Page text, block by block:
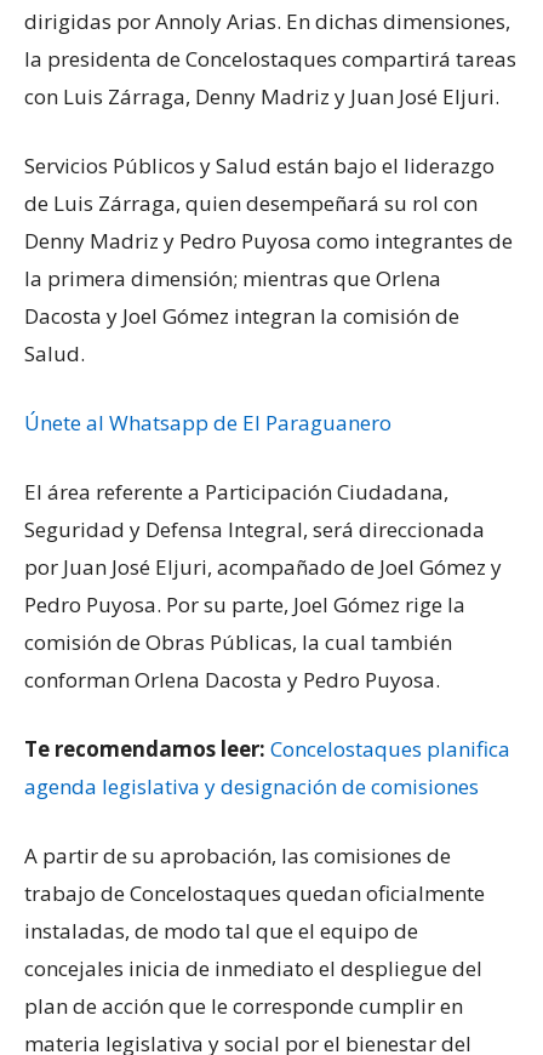
dirigidas por Annoly Arias. En dichas dimensiones,
la presidenta de Concelostaques compartirá tareas
con Luis Zárraga, Denny Madriz y Juan José Eljuri.
Servicios Públicos y Salud están bajo el liderazgo
de Luis Zárraga, quien desempeñará su rol con
Denny Madriz y Pedro Puyosa como integrantes de
la primera dimensión; mientras que Orlena
Dacosta y Joel Gómez integran la comisión de
Salud.
Únete al Whatsapp de El Paraguanero
El área referente a Participación Ciudadana,
Seguridad y Defensa Integral, será direccionada
por Juan José Eljuri, acompañado de Joel Gómez y
Pedro Puyosa. Por su parte, Joel Gómez rige la
comisión de Obras Públicas, la cual también
conforman Orlena Dacosta y Pedro Puyosa.
Te recomendamos leer: Concelostaques planifica
agenda legislativa y designación de comisiones
A partir de su aprobación, las comisiones de
trabajo de Concelostaques quedan oficialmente
instaladas, de modo tal que el equipo de
concejales inicia de inmediato el despliegue del
plan de acción que le corresponde cumplir en
materia legislativa y social por el bienestar del